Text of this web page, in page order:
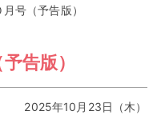
号（予告版）
告版）
2025年10月23日（木）